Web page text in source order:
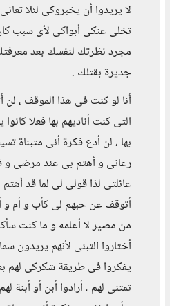
لا يريدوا أن يخبروكى لئلا
تخلى عنكى أبواكى لأى سبب
مجرد نظرتك لنفسك بعد
جديرة بقتلك .
أنا لو كنت فى هذا الموقف ، لن
التى كنت أناديهم بها فعلا
بها ، لن أدع فكرة أنى متبناة
رعانى و أهتم بى عند مرضى
عائلتى لذا قولى لى لما قد
أتوقف عن حبهم لى كأب و أم و
من مصير لا أعلمه و ما كنت
أختاروا التبنى لأنهم يريدون
يفكروا فى طريقة شكركى لهم
تمتنى لهم ، أرادوا أبن أو أبنة